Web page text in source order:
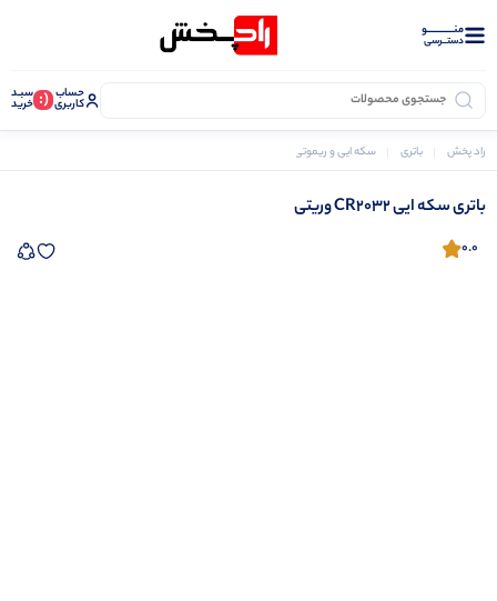
منــــــــــــو
دستــرسی
حساب
کاربری (: سبـد
خرید
راد پخش باتری سکه ایی و ریموتی
باتری سکه ایی CR2032 وریتی
0.0